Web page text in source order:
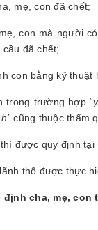
mẹ, con đã chết;
con mà người
đã chết;
con bằng kỹ
trong trường hợp “
cũng thuộc thẩm
được quy định tại
thổ được thực
cha, mẹ, con